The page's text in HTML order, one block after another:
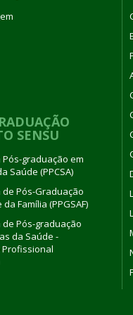
SENSU
graduação em
Saúde (PPCSA)
de Pós-Graduação
Família (PPGSAF)
de Pós-graduação
da Saúde -